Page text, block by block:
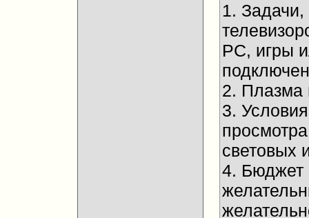
1.
PC, игры
2. Плазма
3.
световых
4. Бюджет